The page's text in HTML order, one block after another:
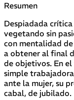
Resumen
Despiadada
vegetando sin
con mentalidad
a obtener al final
de objetivos. En
simple
ante la mujer, su
cabal, de jubilado.